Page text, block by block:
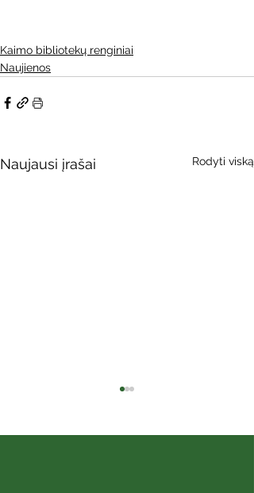
Kaimo bibliotekų renginiai
Naujienos
Naujausi įrašai Rodyti viską